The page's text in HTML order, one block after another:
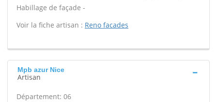
Habillage de façade -
Voir la fiche artisan : Reno facades
Mpb azur Nice
Artisan
Département: 06